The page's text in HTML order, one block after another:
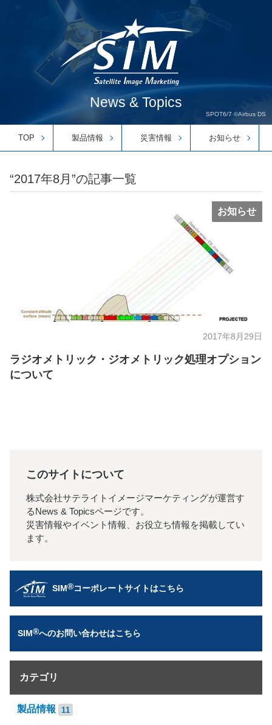
News & Topics
SPOT6/7 ©Airbus DS
TOP 製品情報 災害情報 お知らせ
“2017年8月”の記事一覧
お知らせ
2017年8月29日
ラジオメトリック・ジオメトリック処理オプション
について
このサイトについて
株式会社サテライトイメージマーケティングが運営す
るNews & Topicsページです。
災害情報やイベント情報、お役立ち情報を掲載してい
ます。
SIM®コーポレートサイトはこちら
SIM®へのお問い合わせはこちら
カテゴリ
製品情報 11